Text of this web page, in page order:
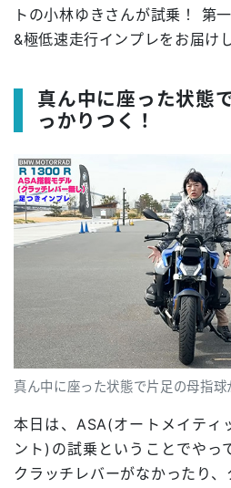
トの小林ゆきさんが試乗！ 第
&極低速走行インプレをお届け
真ん中に座った状態
っかりつく！
真ん中に座った状態で片足の母指球
本日は、ASA(オートメイティ
ント)の試乗ということでやっ
クラッチレバーがなかったり